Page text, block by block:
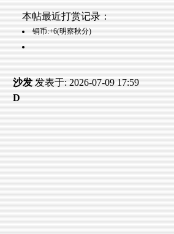
本帖最近打赏记录：
铜币:+6(明察秋分)
沙发 发表于: 2026-07-09 17:59
D